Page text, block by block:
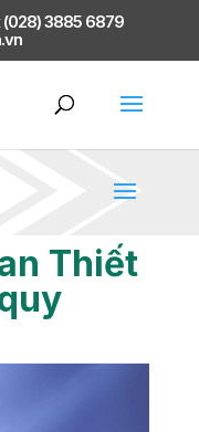
(028) 3885 6879
Thiết